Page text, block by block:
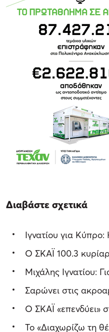
Διαβάστε σχετικά
Ιγνατίου για
Ο ΣΚΑΪ 100.3
Μιχάλης Ιγνατίου:
Σαρώνει στις
Ο ΣΚΑΪ «επενδύει»
Το «Διαχωρίζω τη